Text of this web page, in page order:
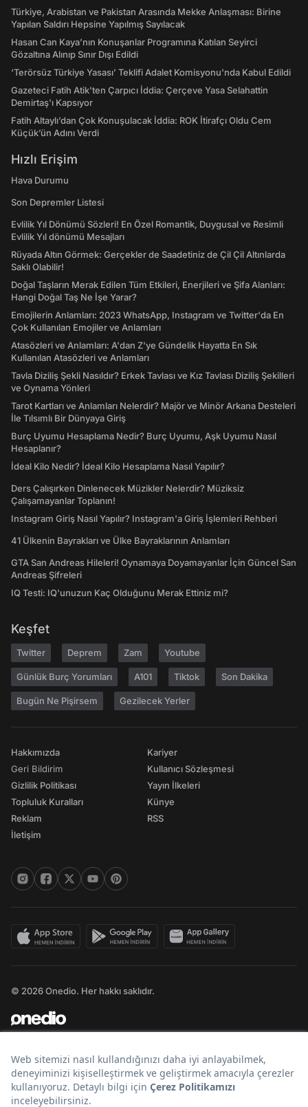
Türkiye, Arabistan ve Pakistan Arasında Mekke Anlaşması: Birine
Yapılan Saldırı Hepsine Yapılmış Sayılacak
Hasan Can Kaya’nın Konuşanlar Programına Katılan Seyirci
Gözaltına Alınıp Sınır Dışı Edildi
‘Terörsüz Türkiye Yasası’ Teklifi Adalet Komisyonu'nda Kabul Edildi
Gazeteci Fatih Atik'ten Çarpıcı İddia: Çerçeve Yasa Selahattin
Demirtaş'ı Kapsıyor
Fatih Altaylı’dan Çok Konuşulacak İddia: ROK İtirafçı Oldu Cem
Küçük’ün Adını Verdi
Hızlı Erişim
Hava Durumu
Son Depremler Listesi
Evlilik Yıl Dönümü Sözleri! En Özel Romantik, Duygusal ve Resimli
Evlilik Yıl dönümü Mesajları
Rüyada Altın Görmek: Gerçekler de Saadetiniz de Çil Çil Altınlarda
Saklı Olabilir!
Doğal Taşların Merak Edilen Tüm Etkileri, Enerjileri ve Şifa Alanları:
Hangi Doğal Taş Ne İşe Yarar?
Emojilerin Anlamları: 2023 WhatsApp, Instagram ve Twitter'da En
Çok Kullanılan Emojiler ve Anlamları
Atasözleri ve Anlamları: A'dan Z'ye Gündelik Hayatta En Sık
Kullanılan Atasözleri ve Anlamları
Tavla Diziliş Şekli Nasıldır? Erkek Tavlası ve Kız Tavlası Diziliş Şekilleri
ve Oynama Yönleri
Tarot Kartları ve Anlamları Nelerdir? Majör ve Minör Arkana Desteleri
İle Tılsımlı Bir Dünyaya Giriş
Burç Uyumu Hesaplama Nedir? Burç Uyumu, Aşk Uyumu Nasıl
Hesaplanır?
İdeal Kilo Nedir? İdeal Kilo Hesaplama Nasıl Yapılır?
Ders Çalışırken Dinlenecek Müzikler Nelerdir? Müziksiz
Çalışamayanlar Toplanın!
Instagram Giriş Nasıl Yapılır? Instagram'a Giriş İşlemleri Rehberi
41 Ülkenin Bayrakları ve Ülke Bayraklarının Anlamları
GTA San Andreas Hileleri! Oynamaya Doyamayanlar İçin Güncel San
Andreas Şifreleri
IQ Testi: IQ'unuzun Kaç Olduğunu Merak Ettiniz mi?
Keşfet
Twitter Deprem Zam Youtube
Günlük Burç Yorumları A101 Tiktok Son Dakika
Bugün Ne Pişirsem Gezilecek Yerler
Hakkımızda
Geri Bildirim
Gizlilik Politikası
Topluluk Kuralları
Reklam
İletişim
Kariyer
Kullanıcı Sözleşmesi
Yayın İlkeleri
Künye
RSS
© 2026 Onedio. Her hakkı saklıdır.
Bir markasıdır.